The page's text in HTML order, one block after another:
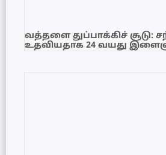
வத்தளை துப்பாக்கிச் சூடு:
உதவியதாக 24 வயது